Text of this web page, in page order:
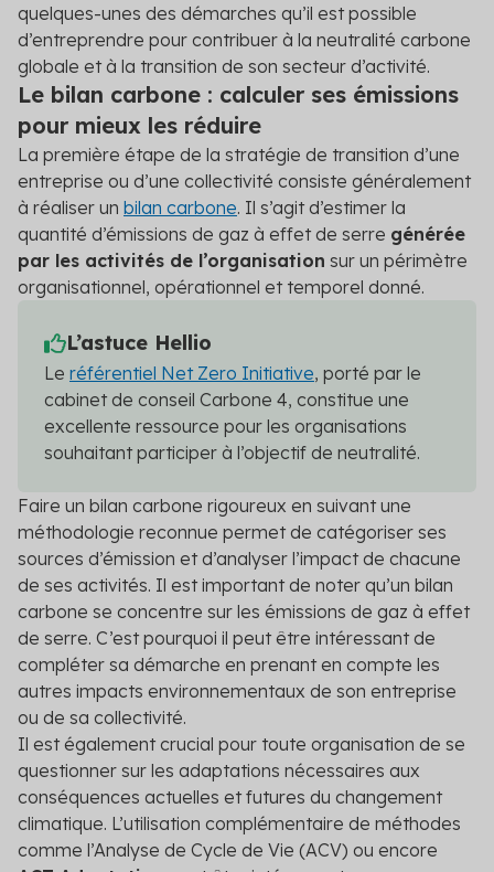
quelques-unes des démarches qu’il est possible
d’entreprendre pour contribuer à la neutralité carbone
globale et à la transition de son secteur d’activité.
Le bilan carbone : calculer ses émissions
pour mieux les réduire
La première étape de la stratégie de transition d’une
entreprise ou d’une collectivité consiste généralement
à réaliser un bilan carbone. Il s’agit d’estimer la
quantité d’émissions de gaz à effet de serre générée
par les activités de l’organisation sur un périmètre
organisationnel, opérationnel et temporel donné.
L’astuce Hellio
Le référentiel Net Zero Initiative, porté par le
cabinet de conseil Carbone 4, constitue une
excellente ressource pour les organisations
souhaitant participer à l’objectif de neutralité.
Faire un bilan carbone rigoureux en suivant une
méthodologie reconnue permet de catégoriser ses
sources d’émission et d’analyser l’impact de chacune
de ses activités. Il est important de noter qu’un bilan
carbone se concentre sur les émissions de gaz à effet
de serre. C’est pourquoi il peut être intéressant de
compléter sa démarche en prenant en compte les
autres impacts environnementaux de son entreprise
ou de sa collectivité.
Il est également crucial pour toute organisation de se
questionner sur les adaptations nécessaires aux
conséquences actuelles et futures du changement
climatique. L’utilisation complémentaire de méthodes
comme l’Analyse de Cycle de Vie (ACV) ou encore